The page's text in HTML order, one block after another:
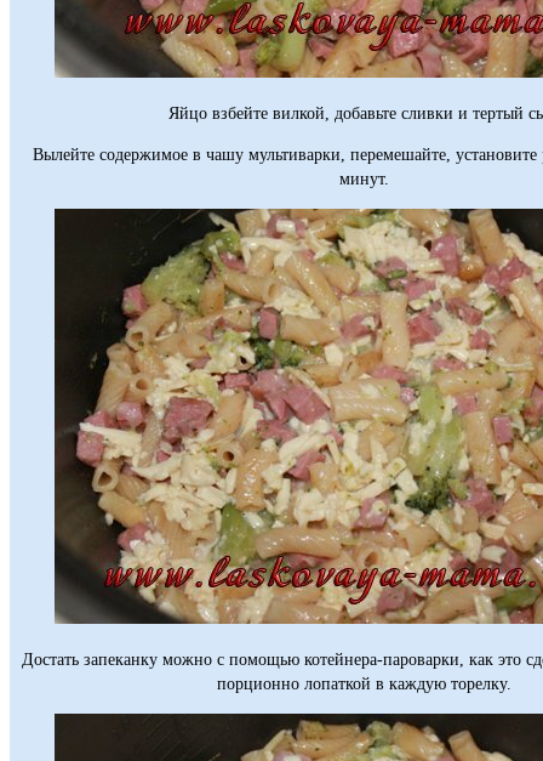
Яйцо взбейте вилкой, добавьте сливки и тертый
Вылейте содержимое в чашу мультиварки, перемешайте,
минут.
Достать запеканку можно с помощью котейнера-пароварки, как это
порционно лопаткой в каждую торелку.